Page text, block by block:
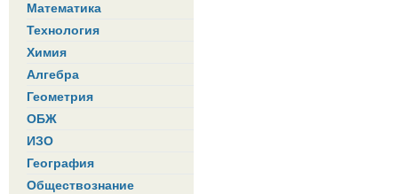
Математика
Технология
Химия
Алгебра
Геометрия
ОБЖ
ИЗО
География
Обществознание